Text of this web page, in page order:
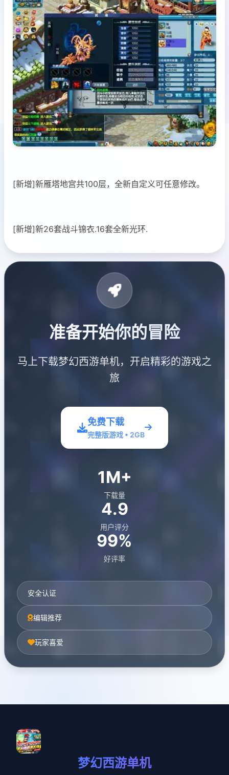
[新增]新雁塔地宫共100层，全新自定义可任意修改。
[新增]新26套战斗锦衣.16套全新光环.
准备开始你的冒险
马上下载梦幻西游单机，开启精彩的游戏之
旅
免费下载
完整版游戏 • 2GB
1M+
下载量
4.9
用户评分
99%
好评率
安全认证
编辑推荐
玩家喜爱
梦幻西游单机